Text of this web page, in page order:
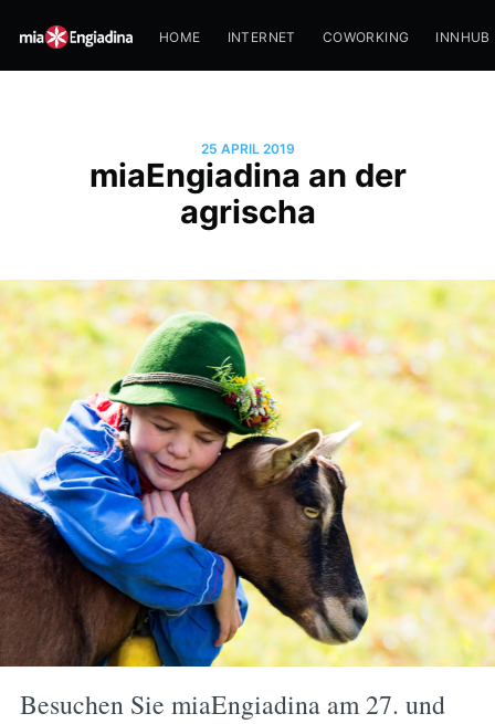
HOME INTERNET COWORKING INNHUB
25 APRIL 2019
miaEngiadina an der
agrischa
Besuchen Sie miaEngiadina am 27. und